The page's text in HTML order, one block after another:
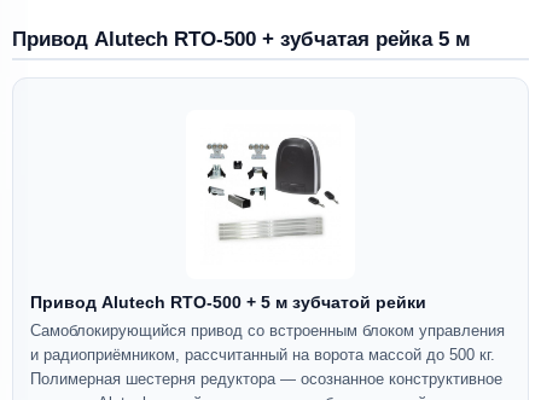
Привод Alutech RTO-500 + зубчатая рейка 5 м
Привод Alutech RTO-500 + 5 м зубчатой рейки
Самоблокирующийся привод со встроенным блоком управления
и радиоприёмником, рассчитанный на ворота массой до 500 кг.
Полимерная шестерня редуктора — осознанное конструктивное